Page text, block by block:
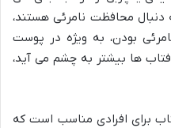
دنبال محافظت نامرئی هستند،
بودن، به ویژه در پوست
ها بیشتر به چشم می آید،
برای افرادی مناسب است که